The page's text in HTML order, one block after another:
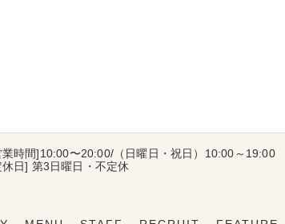
業時間]10:00〜20:00/（日曜日・祝日）10:00～19:00
休日] 第3日曜日・不定休